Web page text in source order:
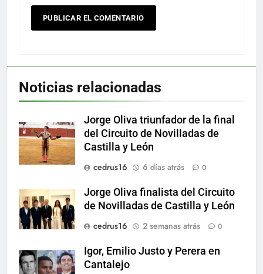
Noticias relacionadas
Jorge Oliva triunfador de la final
del Circuito de Novilladas de
Castilla y León
cedrus16
6 días atrás 0
Jorge Oliva finalista del Circuito
de Novilladas de Castilla y León
cedrus16
2 semanas atrás 0
Igor, Emilio Justo y Perera en
Cantalejo